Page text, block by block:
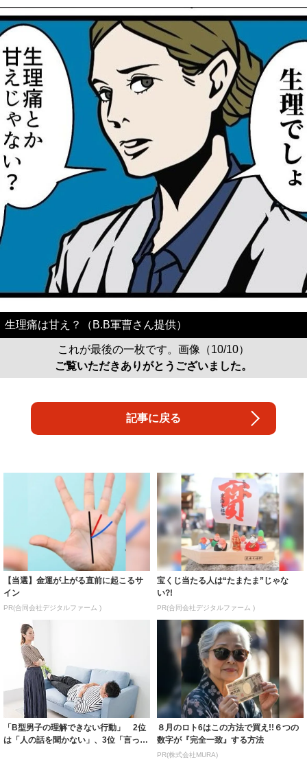
生理痛は甘え？（B.B軍曹さん提供）
これが最後の一枚です。画像（10/10）
ご覧いただきありがとうございました。
記事に戻る
【当選】金運が上がる直前に起こるサ
イン
PR(合同会社デジタルファーム )
宝くじ当たる人は“たまたま”じゃな
い?!
PR(合同会社デジタルファーム )
「B型男子の理解できない行動」 2位
は「人の話を聞かない」、3位「言った
８月のロト6はこの方法で買え!!６つの
数字が『完全一致』する方法
PR(株式会社MURA)